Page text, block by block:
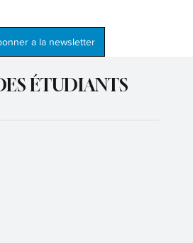
et culturel haïtien
a la newsletter
ÉTUDIANTS